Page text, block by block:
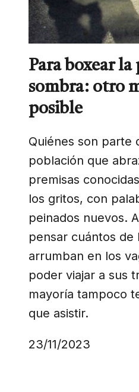
Para boxear la
sombra: otro
posible
Quiénes son parte
población que
premisas
los gritos, con
peinados nuevos.
pensar cuántos de
arrumban en los
poder viajar a sus
mayoría tampoco
que asistir.
23/11/2023